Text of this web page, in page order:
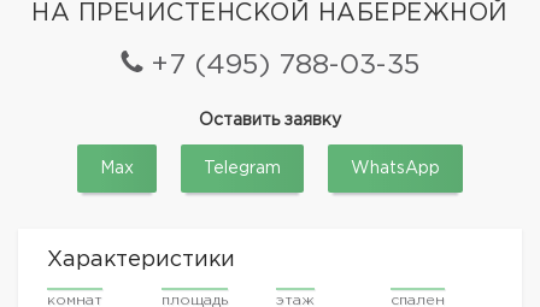
НА ПРЕЧИСТЕНСКОЙ НАБЕРЕЖНОЙ
+7 (495) 788-03-35
Оставить заявку
Max Telegram WhatsApp
Характеристики
комнат площадь этаж спален